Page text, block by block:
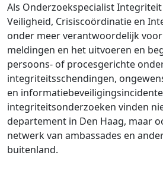
Als Onderzoekspecialist
Veiligheid, Crisiscoördinatie en
onder meer verantwoordelijk
meldingen en het uitvoeren en
persoons- of procesgerichte
integriteitsschendingen,
en
integriteitsonderzoeken vinden
departement in Den Haag, maar
netwerk van ambassades en
buitenland.